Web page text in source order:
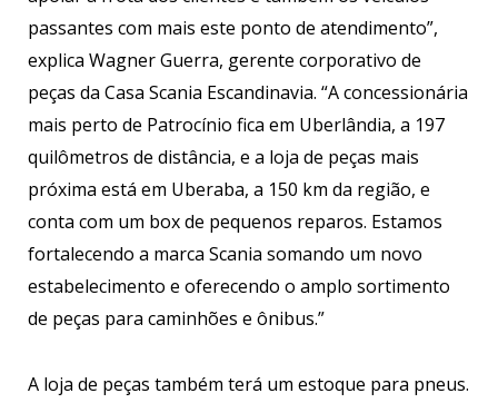
passantes com mais este ponto de atendimento”,
explica Wagner Guerra, gerente corporativo de
peças da Casa Scania Escandinavia. “A concessionária
mais perto de Patrocínio fica em Uberlândia, a 197
quilômetros de distância, e a loja de peças mais
próxima está em Uberaba, a 150 km da região, e
conta com um box de pequenos reparos. Estamos
fortalecendo a marca Scania somando um novo
estabelecimento e oferecendo o amplo sortimento
de peças para caminhões e ônibus.”
A loja de peças também terá um estoque para pneus.